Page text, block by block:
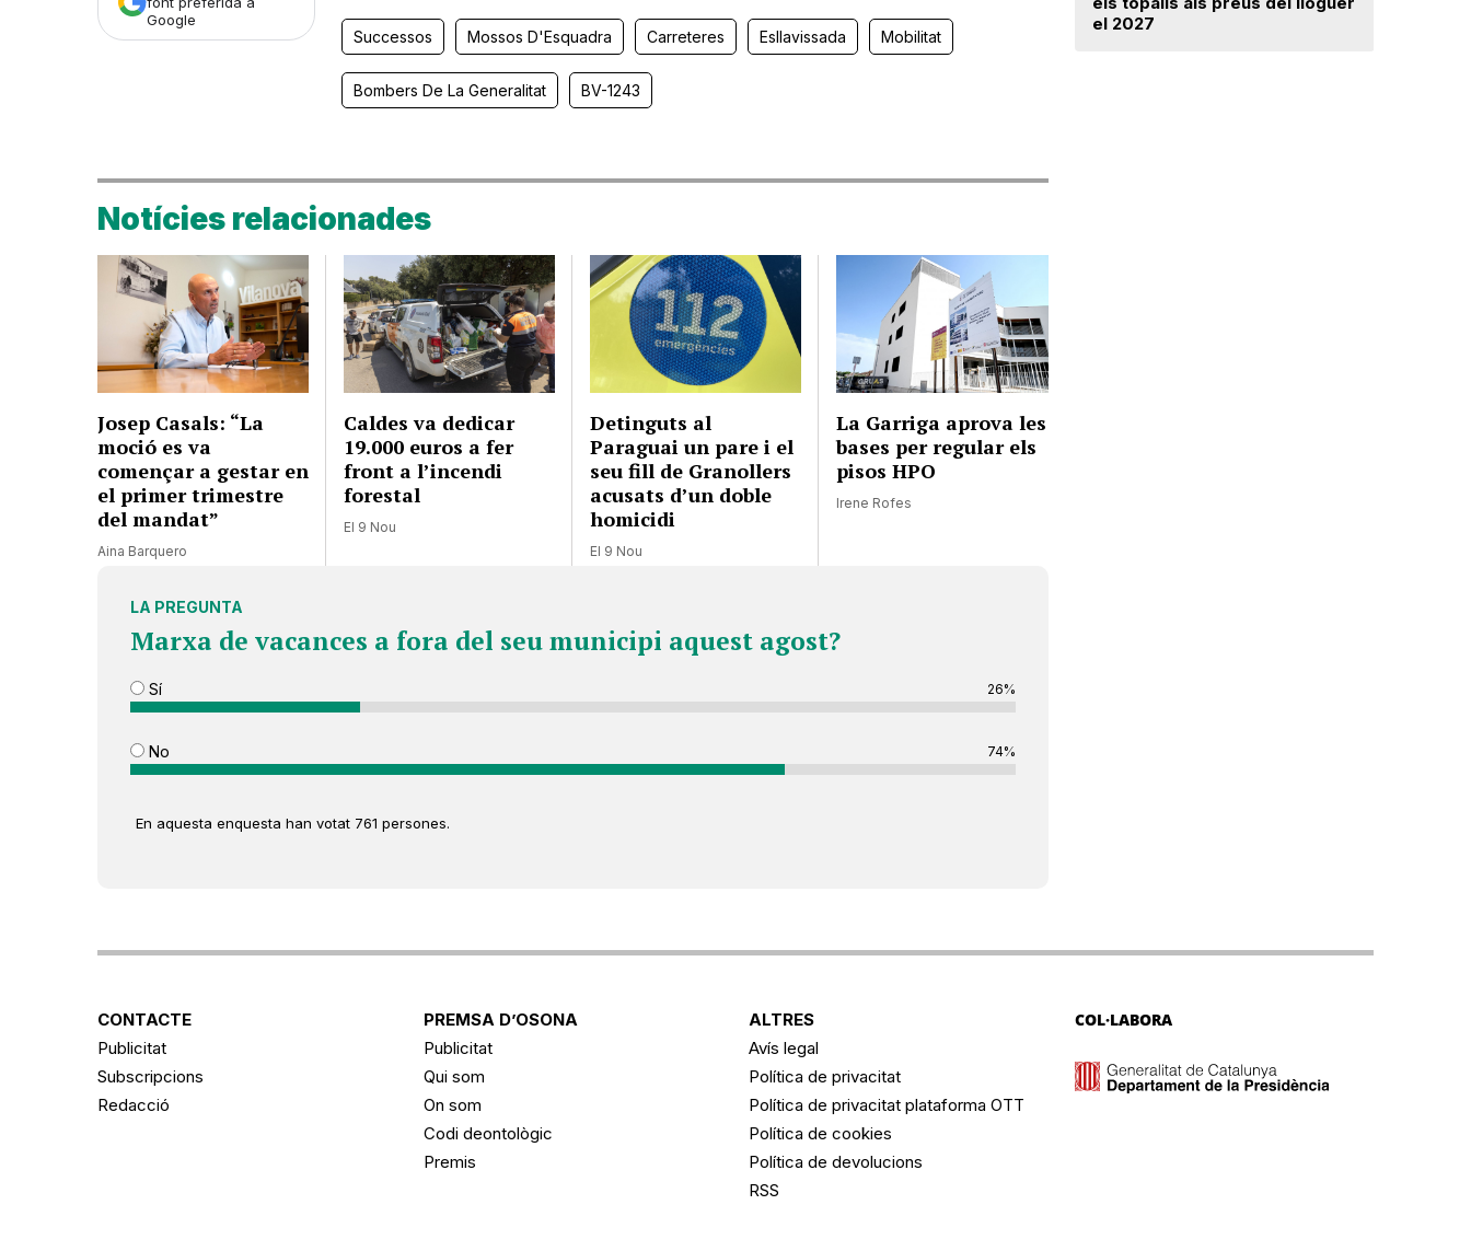
Google
Successos Mossos D'Esquadra Carreteres Esllavissada Mobilitat
Bombers De La Generalitat BV-1243
Notícies relacionades
Josep Casals: “La
moció es va
començar a gestar en
el primer trimestre
del mandat”
Aina Barquero
Caldes va dedicar
19.000 euros a fer
front a l’incendi
forestal
El 9 Nou
Detinguts al
Paraguai un pare i el
seu fill de Granollers
acusats d’un doble
homicidi
El 9 Nou
La Garriga aprova les
bases per regular els
pisos HPO
Irene Rofes
LA PREGUNTA
Marxa de vacances a fora del seu municipi aquest agost?
Sí 26%
No 74%
En aquesta enquesta han votat 761 persones.
el 2027
CONTACTE
Publicitat
Subscripcions
Redacció
PREMSA D’OSONA
Publicitat
Qui som
On som
Codi deontològic
Premis
ALTRES
Avís legal
Política de privacitat
Política de privacitat plataforma OTT
Política de cookies
Política de devolucions
RSS
COL·LABORA